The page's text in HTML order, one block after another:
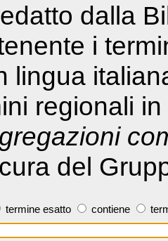
dalla
i
lingua
regionali
del
termine esatto contiene